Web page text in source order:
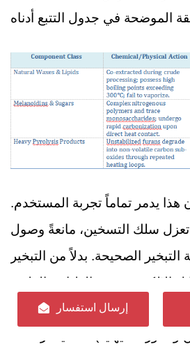
هذا يدمر تماماً تجربة المستخدم.
تعزل سلك التسخين، مانعةً وصول
الصحيحة. بدلاً من التبخير
الإلكتروني في الغليان والطهي
نواتج تحلل حرارية سامة للغاية
إرسال استفسار